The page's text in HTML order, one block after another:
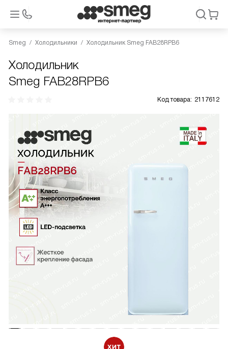
Smeg Холодильники Холодильник Smeg FAB28RPB6
Холодильник
Smeg FAB28RPB6
Код товара: 2117612